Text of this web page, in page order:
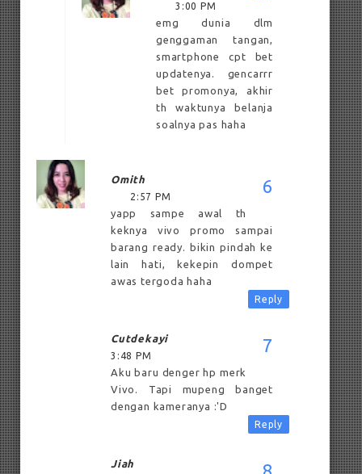
3:00 PM
emg dunia dlm
genggaman tangan,
smartphone cpt bet
updatenya. gencarrr
bet promonya, akhir
th waktunya belanja
soalnya pas haha
Omith
2:57 PM
yapp sampe awal th
keknya vivo promo sampai
barang ready. bikin pindah ke
lain hati, kekepin dompet
awas tergoda haha
Reply
Cutdekayi
3:48 PM
Aku baru denger hp merk
Vivo. Tapi mupeng banget
dengan kameranya :'D
Reply
Jiah